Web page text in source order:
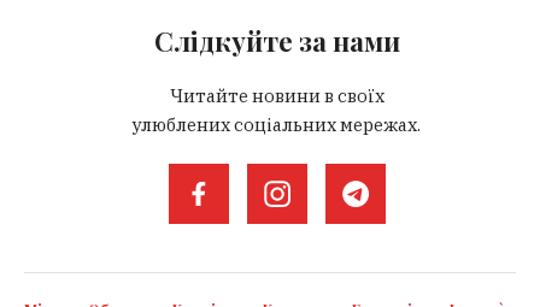
Слідкуйте за нами
Читайте новини в своїх
улюблених соціальних мережах.